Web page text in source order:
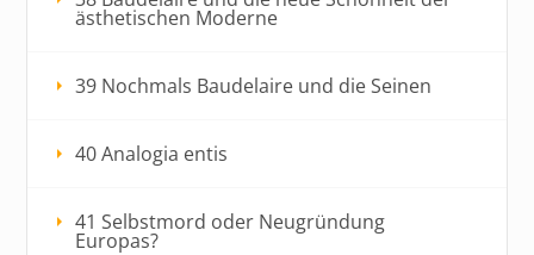
ästhetischen Moderne
39 Nochmals Baudelaire und die Seinen
40 Analogia entis
41 Selbstmord oder Neugründung
Europas?